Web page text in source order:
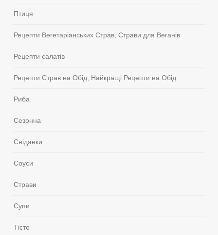
Птиця
Рецепти Вегетаріанських Страв, Страви для Веганів
Рецепти салатів
Рецепти Страв на Обід, Найкращі Рецепти на Обід
Риба
Сезонна
Сніданки
Соуси
Страви
Супи
Тісто